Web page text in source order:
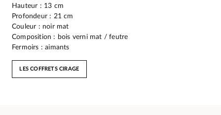
Hauteur : 13 cm
Profondeur : 21 cm
Couleur : noir mat
Composition : bois verni mat / feutre
Fermoirs : aimants
LES COFFRETS CIRAGE